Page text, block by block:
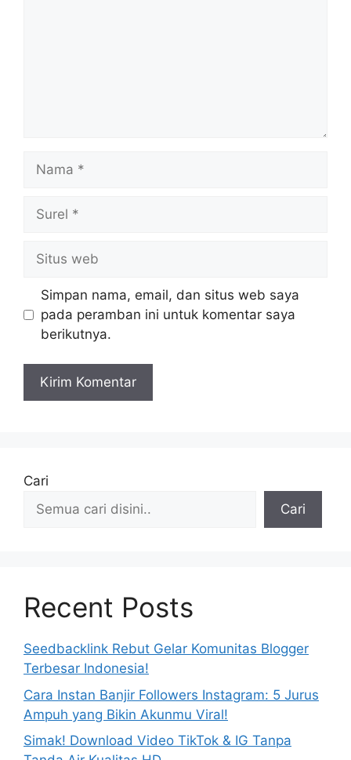
web
Simpan nama, email, dan situs web saya
pada peramban ini untuk komentar saya
berikutnya.
Cari
Cari
Recent Posts
Seedbacklink Rebut Gelar Komunitas Blogger
Terbesar Indonesia!
Cara Instan Banjir Followers Instagram: 5 Jurus
Ampuh yang Bikin Akunmu Viral!
Simak! Download Video TikTok & IG Tanpa